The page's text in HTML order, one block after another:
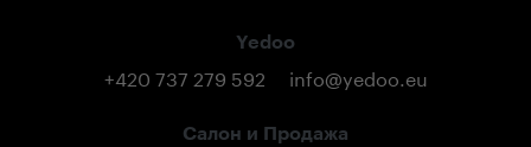
Yedoo
+420 737 279 592 info@yedoo.eu
Салон и Продажа